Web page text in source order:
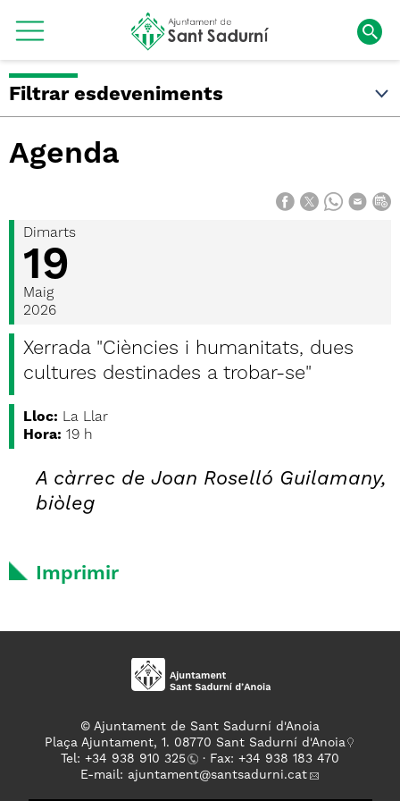
Filtrar esdeveniments
Agenda
Dimarts
19
Maig
2026
Xerrada "Ciències i humanitats, dues
cultures destinades a trobar-se"
Lloc: La Llar
Hora: 19 h
A càrrec de Joan Roselló Guilamany,
biòleg
Imprimir
© Ajuntament de Sant Sadurní d'Anoia
Plaça Ajuntament, 1. 08770 Sant Sadurní d'Anoia
Tel: +34 938 910 325
· Fax: +34 938 183 470
E-mail: ajuntament@santsadurni.cat